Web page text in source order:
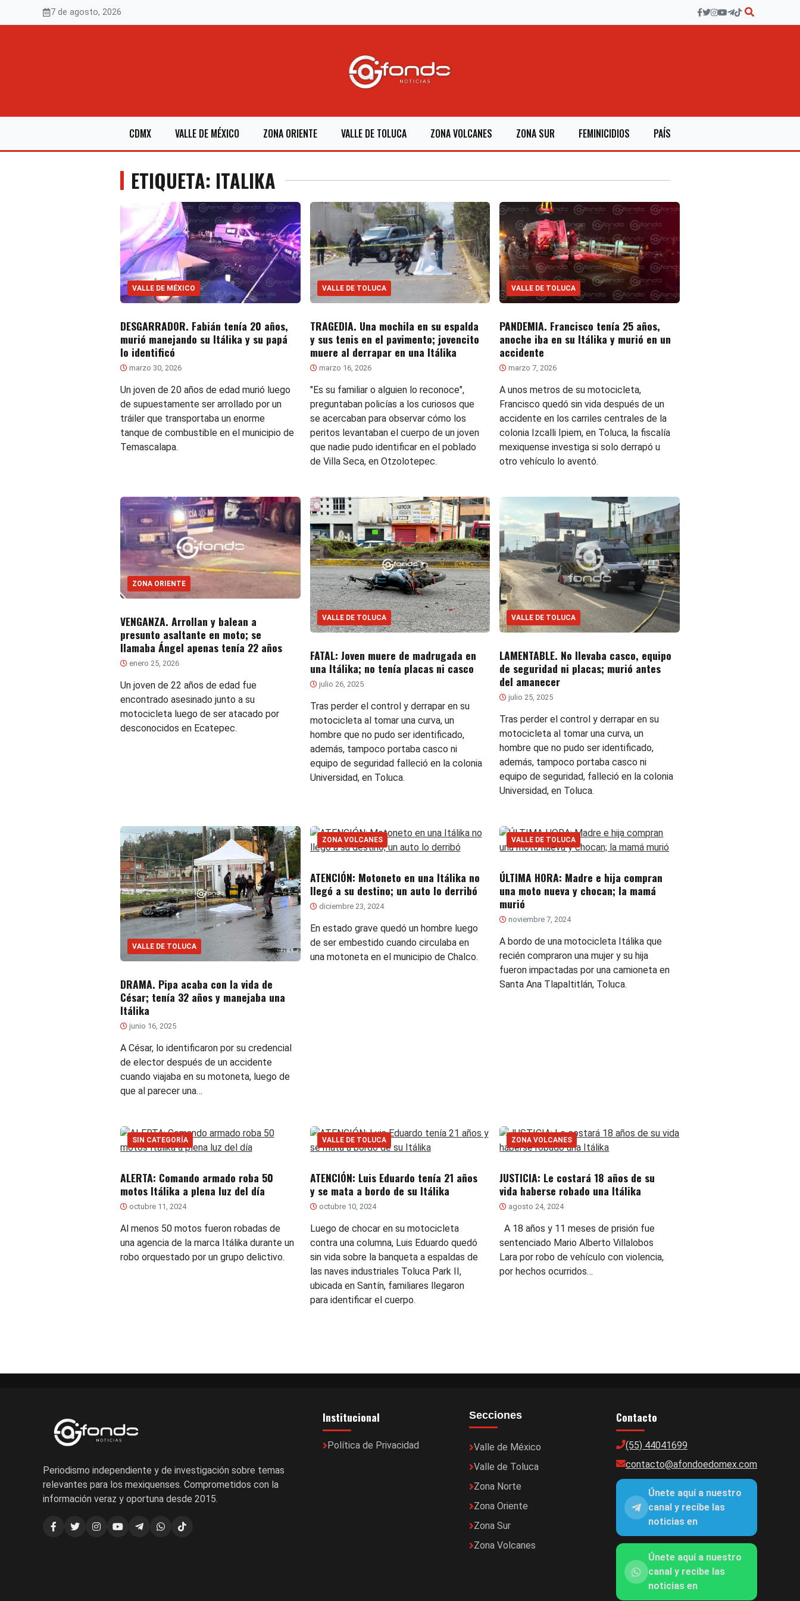
7 de agosto, 2026
CDMX VALLE DE MÉXICO ZONA ORIENTE VALLE DE TOLUCA ZONA VOLCANES ZONA SUR FEMINICIDIOS PAÍS
ETIQUETA: ITALIKA
VALLE DE MÉXICO
DESGARRADOR. Fabián tenía 20 años,
murió manejando su Itálika y su papá
lo identificó
marzo 30, 2026
Un joven de 20 años de edad murió luego
de supuestamente ser arrollado por un
tráiler que transportaba un enorme
tanque de combustible en el municipio de
Temascalapa.
VALLE DE TOLUCA
TRAGEDIA. Una mochila en su espalda
y sus tenis en el pavimento; jovencito
muere al derrapar en una Itálika
marzo 16, 2026
"Es su familiar o alguien lo reconoce",
preguntaban policías a los curiosos que
se acercaban para observar cómo los
peritos levantaban el cuerpo de un joven
que nadie pudo identificar en el poblado
de Villa Seca, en Otzolotepec.
VALLE DE TOLUCA
PANDEMIA. Francisco tenía 25 años,
anoche iba en su Itálika y murió en un
accidente
marzo 7, 2026
A unos metros de su motocicleta,
Francisco quedó sin vida después de un
accidente en los carriles centrales de la
colonia Izcalli Ipiem, en Toluca, la fiscalía
mexiquense investiga si solo derrapó u
otro vehículo lo aventó.
ZONA ORIENTE
VENGANZA. Arrollan y balean a
presunto asaltante en moto; se
llamaba Ángel apenas tenía 22 años
enero 25, 2026
Un joven de 22 años de edad fue
encontrado asesinado junto a su
motocicleta luego de ser atacado por
desconocidos en Ecatepec.
VALLE DE TOLUCA
FATAL: Joven muere de madrugada en
una Itálika; no tenía placas ni casco
julio 26, 2025
Tras perder el control y derrapar en su
motocicleta al tomar una curva, un
hombre que no pudo ser identificado,
además, tampoco portaba casco ni
equipo de seguridad falleció en la colonia
Universidad, en Toluca.
VALLE DE TOLUCA
LAMENTABLE. No llevaba casco, equipo
de seguridad ni placas; murió antes
del amanecer
julio 25, 2025
Tras perder el control y derrapar en su
motocicleta al tomar una curva, un
hombre que no pudo ser identificado,
además, tampoco portaba casco ni
equipo de seguridad, falleció en la colonia
Universidad, en Toluca.
VALLE DE TOLUCA
DRAMA. Pipa acaba con la vida de
César; tenía 32 años y manejaba una
Itálika
junio 16, 2025
A César, lo identificaron por su credencial
de elector después de un accidente
cuando viajaba en su motoneta, luego de
que al parecer una…
ZONA VOLCANES
ATENCIÓN: Motoneto en una Itálika no
llegó a su destino; un auto lo derribó
diciembre 23, 2024
En estado grave quedó un hombre luego
de ser embestido cuando circulaba en
una motoneta en el municipio de Chalco.
VALLE DE TOLUCA
ÚLTIMA HORA: Madre e hija compran
una moto nueva y chocan; la mamá
murió
noviembre 7, 2024
A bordo de una motocicleta Itálika que
recién compraron una mujer y su hija
fueron impactadas por una camioneta en
Santa Ana Tlapaltitlán, Toluca.
SIN CATEGORÍA
ALERTA: Comando armado roba 50
motos Itálika a plena luz del día
octubre 11, 2024
Al menos 50 motos fueron robadas de
una agencia de la marca Itálika durante un
robo orquestado por un grupo delictivo.
VALLE DE TOLUCA
ATENCIÓN: Luis Eduardo tenía 21 años
y se mata a bordo de su Itálika
octubre 10, 2024
Luego de chocar en su motocicleta
contra una columna, Luis Eduardo quedó
sin vida sobre la banqueta a espaldas de
las naves industriales Toluca Park II,
ubicada en Santín, familiares llegaron
para identificar el cuerpo.
ZONA VOLCANES
JUSTICIA: Le costará 18 años de su
vida haberse robado una Itálika
agosto 24, 2024
A 18 años y 11 meses de prisión fue
sentenciado Mario Alberto Villalobos
Lara por robo de vehículo con violencia,
por hechos ocurridos…
Periodismo independiente y de investigación sobre temas
relevantes para los mexiquenses. Comprometidos con la
información veraz y oportuna desde 2015.
Institucional
Política de Privacidad
Secciones
Valle de México
Valle de Toluca
Zona Norte
Zona Oriente
Zona Sur
Zona Volcanes
Contacto
(55) 44041699
contacto@afondoedomex.com
Únete aquí a nuestro
canal y recibe las
noticias en
Únete aquí a nuestro
canal y recibe las
noticias en